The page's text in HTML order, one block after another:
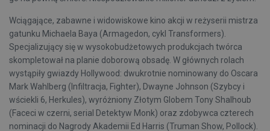
Wciągające, zabawne i widowiskowe kino akcji w reżyserii mistrza
gatunku Michaela Baya (Armagedon, cykl Transformers).
Specjalizujący się w wysokobudżetowych produkcjach twórca
skompletował na planie doborową obsadę. W głównych rolach
wystąpiły gwiazdy Hollywood: dwukrotnie nominowany do Oscara
Mark Wahlberg (Infiltracja, Fighter), Dwayne Johnson (Szybcy i
wściekli 6, Herkules), wyróżniony Złotym Globem Tony Shalhoub
(Faceci w czerni, serial Detektyw Monk) oraz zdobywca czterech
nominacji do Nagrody Akademii Ed Harris (Truman Show, Pollock).